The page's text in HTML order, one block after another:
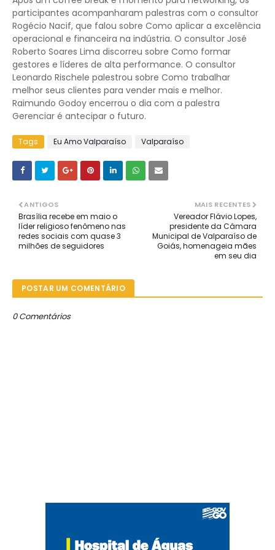
participantes acompanharam palestras com o consultor
Rogécio Nacif, que falou sobre Como aplicar a excelência
operacional e financeira na indústria. O consultor José
Roberto Soares Lima discorreu sobre Como formar
gestores e líderes de alta performance. O consultor
Leonardo Rischele palestrou sobre Como trabalhar
melhor seus clientes para vender mais e melhor.
Raimundo Godoy encerrou o dia com a palestra
Gerenciar é antecipar o futuro.
Tags Eu Amo Valparaíso Valparaíso
MAIS RECENTES
Vereador Flávio Lopes,
presidente da Câmara
Municipal de Valparaíso de
Goiás, homenageia mães
em seu dia
ANTIGOS
Brasília recebe em maio o
líder religioso fenômeno nas
redes sociais com quase 3
milhões de seguidores
POSTAR UM COMENTÁRIO
0 Comentários